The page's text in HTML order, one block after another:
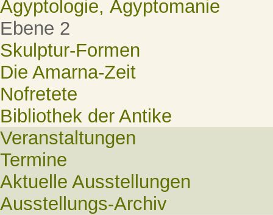
Ägyptologie, Ägyptomanie
Ebene 2
Skulptur-Formen
Die Amarna-Zeit
Nofretete
Bibliothek der Antike
Veranstaltungen
Termine
Aktuelle Ausstellungen
Ausstellungs-Archiv